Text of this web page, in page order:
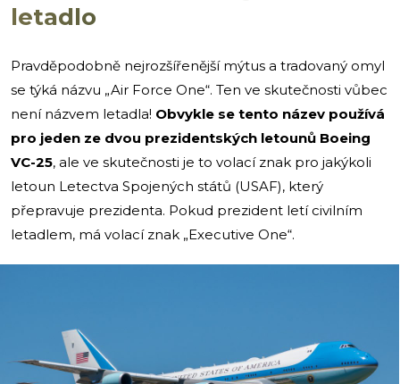
letadlo
Pravděpodobně nejrozšířenější mýtus a tradovaný omyl
se týká názvu „Air Force One“. Ten ve skutečnosti vůbec
není názvem letadla! Obvykle se tento název používá
pro jeden ze dvou prezidentských letounů Boeing
VC-25, ale ve skutečnosti je to volací znak pro jakýkoli
letoun Letectva Spojených států (USAF), který
přepravuje prezidenta. Pokud prezident letí civilním
letadlem, má volací znak „Executive One“.